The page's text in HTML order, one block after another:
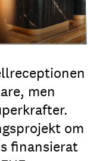
men
om
finansierat